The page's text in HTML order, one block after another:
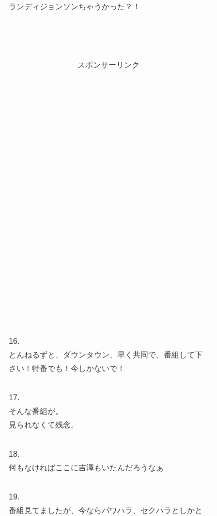
ランディジョンソンちゃうかった？！
スポンサーリンク
16.
とんねるずと、ダウンタウン、早く共同で、番組して下
さい！特番でも！今しかないで！
17.
そんな番組が。
見られなくて残念。
18.
何もなければここに吉澤もいたんだろうなぁ
19.
番組見てましたが、今ならパワハラ、セクハラとしかと